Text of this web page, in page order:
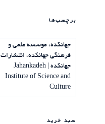
برچسب‌ها
جهانکده، موسسه علمی و
فرهنگی جهانکده، انتشارات
جهانکده | Jahankadeh
Institute of Science and
Culture
سبد خرید